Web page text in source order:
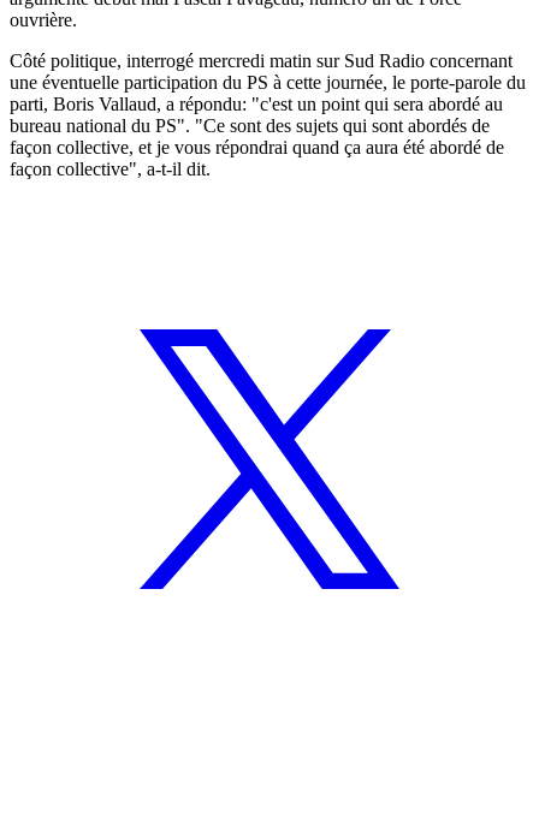
ouvrière.
Côté politique, interrogé mercredi matin sur Sud Radio concernant
une éventuelle participation du PS à cette journée, le porte-parole du
parti, Boris Vallaud, a répondu: "c'est un point qui sera abordé au
bureau national du PS". "Ce sont des sujets qui sont abordés de
façon collective, et je vous répondrai quand ça aura été abordé de
façon collective", a-t-il dit.